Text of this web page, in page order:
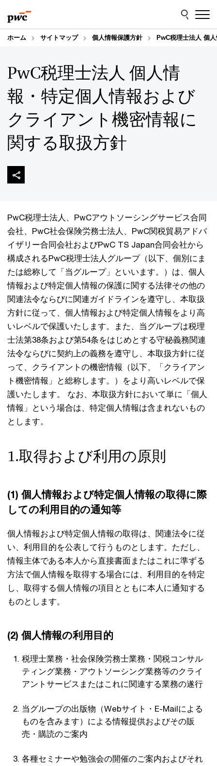
to
content
to
footer
ホーム サイトマップ 個人情報保護方針 PwC税理士法人 個
PwC税理士法人 個人情
報・特定個人情報および
クライアント機密情報に
関する取扱方針
PwC税理士法人、PwCアウトソーシングサービス合同
会社、PwC社会保険労務士法人、PwC関税貿易アドバ
イザリー合同会社およびPwC TS Japan合同会社から
構成されるPwC税理士法人グループ（以下、個別にま
たは総称して「当グループ」といいます。）は、個人
情報および特定個人情報の保護に関する法律その他の
関連法令ならびに関連ガイドラインを遵守し、本取扱
方針に従って、個人情報および特定個人情報をより高
いレベルで保護いたします。また、当グループは税理
士法第38条および第54条をはじめとする守秘義務関連
法令ならびに契約上の義務を遵守し、本取扱方針に従
って、クライアントの機密情報（以下、「クライアン
ト機密情報」と総称します。）をより高いレベルで保
護いたします。 なお、本取扱方針において単に「個人
情報」という場合は、特定個人情報は含まれないもの
とします。
1.取得および利用の原則
(1) 個人情報および特定個人情報の取得に際
しての利用目的の通知等
個人情報および特定個人情報の取得は、関連法令に従
い、利用目的を公表して行うものとします。ただし、
情報主体である本人から直接書面またはこれに準ずる
方法で個人情報を取得する場合には、利用目的を特定
し、取得する個人情報の項目とともに本人に通知する
ものとします。
(2) 個人情報の利用目的
税理士業務・社会保険労務士業務・関税コンサル
ティング業務・アウトソーシング業務等のクライ
アントサービスまたはこれに関連する業務の遂行
当グループの出版物（Webサイト・E-Mailによる
ものを含みます）による情報提供およびその販
売・購読のご案内
各種セミナーや勉強会の開催のご案内およびそれ